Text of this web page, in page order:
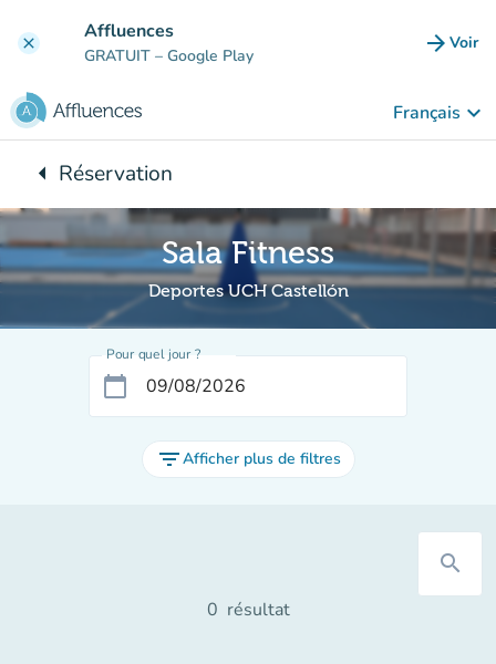
clear Affluences
GRATUIT – Google Play arrow_forward Voir
Français keyboard_arrow_down
arrow_leftRetour à :
Réservation
Sala Fitness
Deportes UCH Castellón
Pour quel jour ?
calendar_today
filter_listAfficher plus de filtres
search
0 résultat